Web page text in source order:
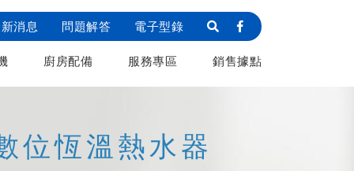
消息 問題解答 電子型錄
廚房配備 服務專區 銷售據點
位恆溫熱水器